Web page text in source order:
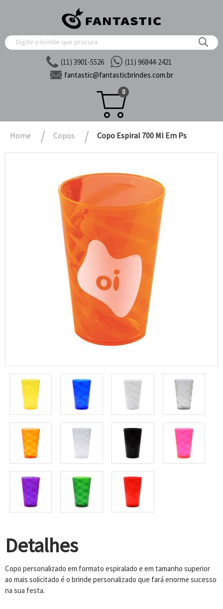
(11) 3901-5526
(11) 96844-2421
fantastic@fantasticbrindes.com.br
0
Home Copos Copo Espiral 700 Ml Em Ps
Detalhes
Copo personalizado em formato espiralado e em tamanho superior
ao mais solicitado é o brinde personalizado que fará enorme sucesso
na sua festa.